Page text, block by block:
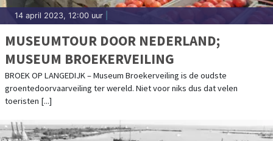
14 april 2023, 12:00 uur
MUSEUMTOUR DOOR NEDERLAND;
MUSEUM BROEKERVEILING
BROEK OP LANGEDIJK – Museum Broekerveiling is de oudste
groentedoorvaarveiling ter wereld. Niet voor niks dus dat velen
toeristen [...]